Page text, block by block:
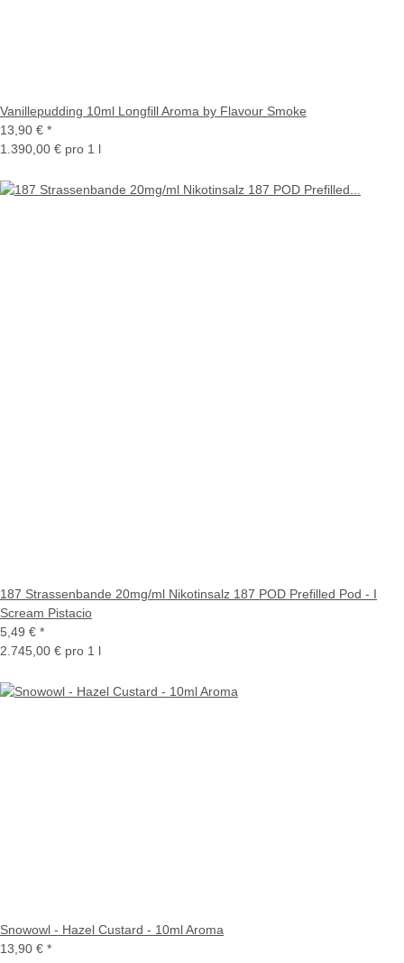
Vanillepudding 10ml Longfill Aroma by Flavour Smoke
13,90 € *
1.390,00 € pro 1 l
187 Strassenbande 20mg/ml Nikotinsalz 187 POD Prefilled Pod - I
Scream Pistacio
5,49 € *
2.745,00 € pro 1 l
Snowowl - Hazel Custard - 10ml Aroma
13,90 € *